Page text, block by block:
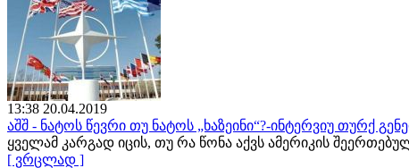
13:38 20.04.2019
აშშ - ნატოს წევრი თუ ნატოს „ხაზეინი“?-ინტერვიუ თურქ
ყველამ კარგად იცის, თუ რა წონა აქვს ამერიკის
[ ვრცლად ]